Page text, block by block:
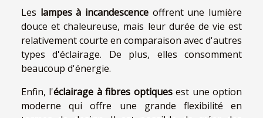
Les lampes à incandescence offrent une lumière
douce et chaleureuse, mais leur durée de vie est
relativement courte en comparaison avec d'autres
types d'éclairage. De plus, elles consomment
beaucoup d'énergie.
Enfin, l'éclairage à fibres optiquesest une option
moderne qui offre une grande flexibilité en